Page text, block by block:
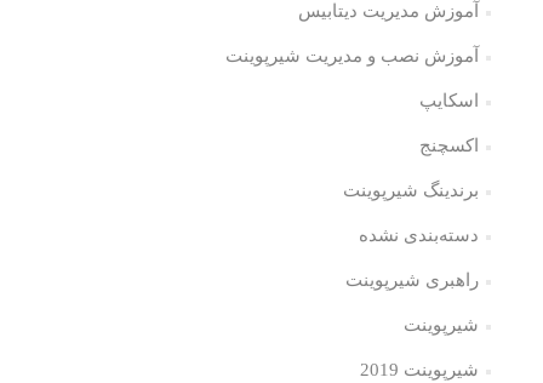
آموزش مدیریت دیتابیس
آموزش نصب و مدیریت شیرپوینت
اسکایپ
اکسچنج
برندینگ شیرپوینت
دسته‌بندی نشده
راهبری شیرپوینت
شیرپوینت
شیرپوینت 2019